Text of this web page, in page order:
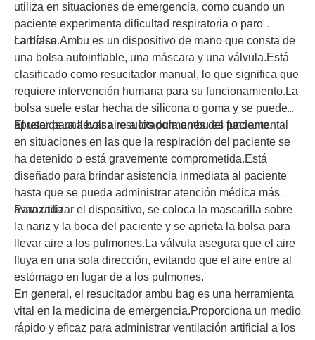
utiliza en situaciones de emergencia, como cuando un
paciente experimenta dificultad respiratoria o paro
cardíaco.
La bolsa Ambu es un dispositivo de mano que consta de
una bolsa autoinflable, una máscara y una válvula.Está
clasificado como resucitador manual, lo que significa que
requiere intervención humana para su funcionamiento.La
bolsa suele estar hecha de silicona o goma y se puede
apretar para llevar aire a los pulmones del paciente.
El uso de una bolsa resucitadora ambu es fundamental
en situaciones en las que la respiración del paciente se
ha detenido o está gravemente comprometida.Está
diseñado para brindar asistencia inmediata al paciente
hasta que se pueda administrar atención médica más
avanzada.
Para utilizar el dispositivo, se coloca la mascarilla sobre
la nariz y la boca del paciente y se aprieta la bolsa para
llevar aire a los pulmones.La válvula asegura que el aire
fluya en una sola dirección, evitando que el aire entre al
estómago en lugar de a los pulmones.
En general, el resucitador ambu bag es una herramienta
vital en la medicina de emergencia.Proporciona un medio
rápido y eficaz para administrar ventilación artificial a los